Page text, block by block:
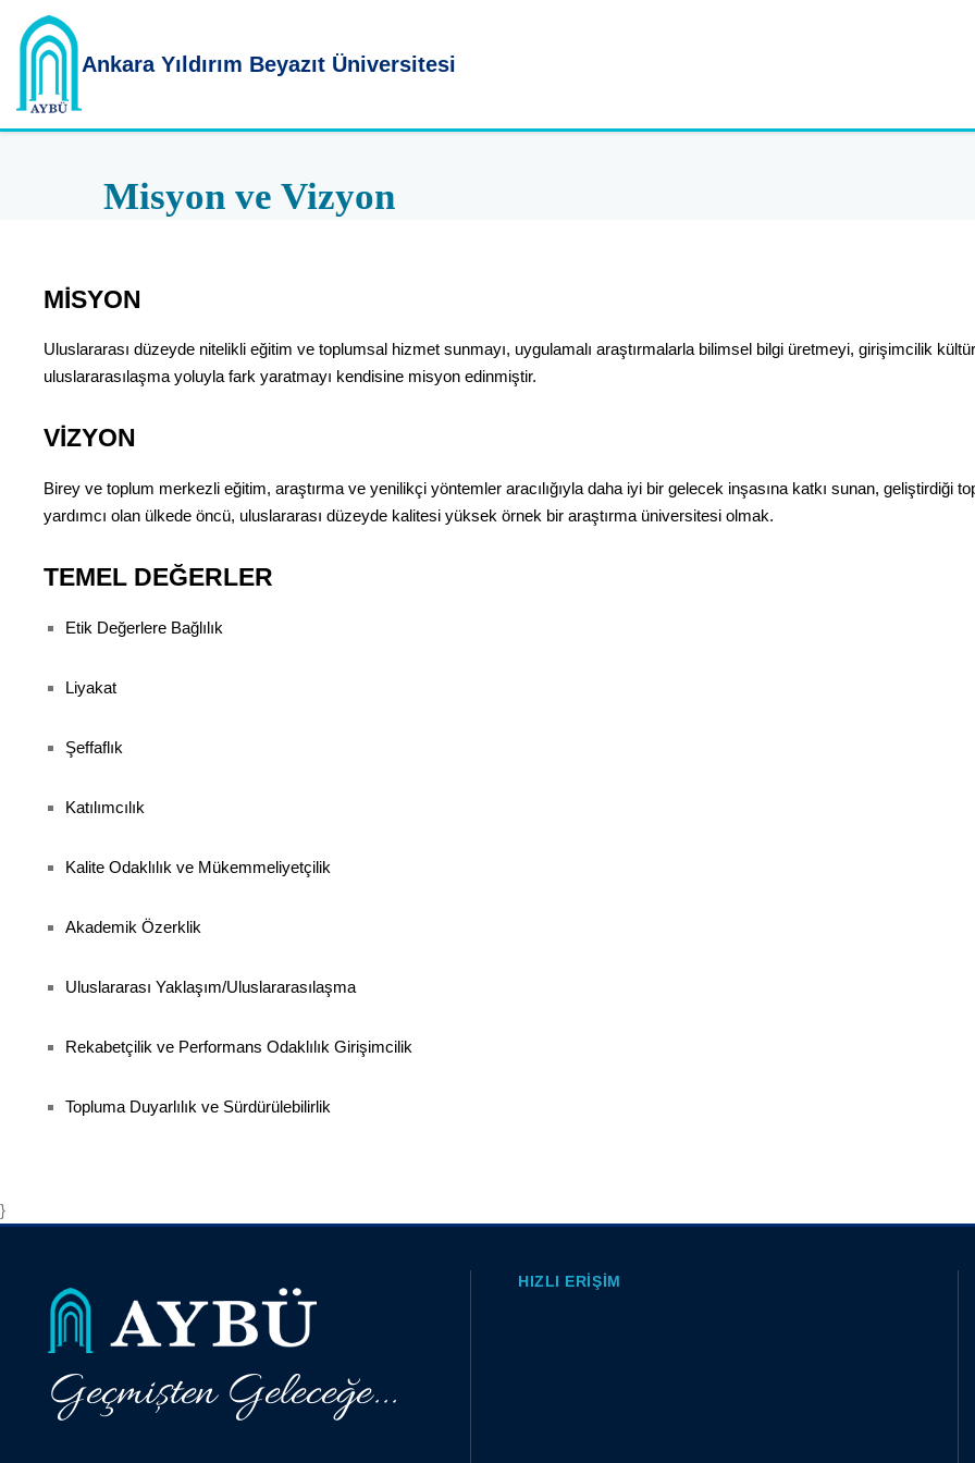
Ankara Yıldırım Beyazıt Üniversitesi
Misyon ve Vizyon
MİSYON
Uluslararası düzeyde nitelikli eğitim ve toplumsal hizmet sunmayı, uygulamalı araştırmalarla bilimsel bilgi üretmeyi, girişimcilik
uluslararasılaşma yoluyla fark yaratmayı kendisine misyon edinmiştir.
VİZYON
Birey ve toplum merkezli eğitim, araştırma ve yenilikçi yöntemler aracılığıyla daha iyi bir gelecek inşasına katkı sunan, geliştirdiği
yardımcı olan ülkede öncü, uluslararası düzeyde kalitesi yüksek örnek bir araştırma üniversitesi olmak.
TEMEL DEĞERLER
Etik Değerlere Bağlılık
Liyakat
Şeffaflık
Katılımcılık
Kalite Odaklılık ve Mükemmeliyetçilik
Akademik Özerklik
Uluslararası Yaklaşım/Uluslararasılaşma
Rekabetçilik ve Performans Odaklılık Girişimcilik
Topluma Duyarlılık ve Sürdürülebilirlik
}
Geçmişten Geleceğe...
HIZLI ERIŞIM